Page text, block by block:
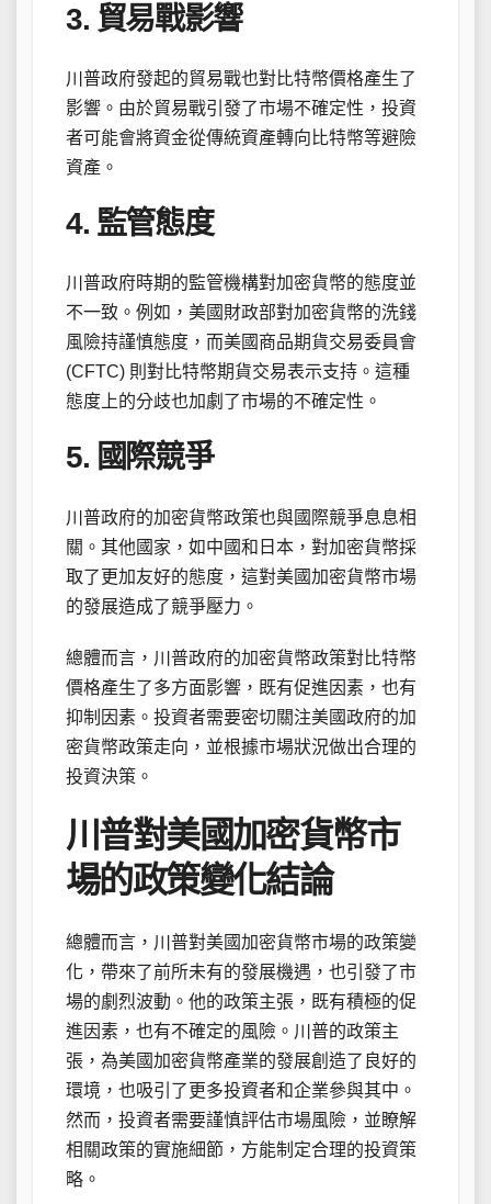
3. 貿易戰影響
川普政府發起的貿易戰也對比特幣價格產生了
影響。由於貿易戰引發了市場不確定性，投資
者可能會將資金從傳統資產轉向比特幣等避險
資產。
4. 監管態度
川普政府時期的監管機構對加密貨幣的態度並
不一致。例如，美國財政部對加密貨幣的洗錢
風險持謹慎態度，而美國商品期貨交易委員會
(CFTC) 則對比特幣期貨交易表示支持。這種
態度上的分歧也加劇了市場的不確定性。
5. 國際競爭
川普政府的加密貨幣政策也與國際競爭息息相
關。其他國家，如中國和日本，對加密貨幣採
取了更加友好的態度，這對美國加密貨幣市場
的發展造成了競爭壓力。
總體而言，川普政府的加密貨幣政策對比特幣
價格產生了多方面影響，既有促進因素，也有
抑制因素。投資者需要密切關注美國政府的加
密貨幣政策走向，並根據市場狀況做出合理的
投資決策。
川普對美國加密貨幣市
場的政策變化結論
總體而言，川普對美國加密貨幣市場的政策變
化，帶來了前所未有的發展機遇，也引發了市
場的劇烈波動。他的政策主張，既有積極的促
進因素，也有不確定的風險。川普的政策主
張，為美國加密貨幣產業的發展創造了良好的
環境，也吸引了更多投資者和企業參與其中。
然而，投資者需要謹慎評估市場風險，並瞭解
相關政策的實施細節，方能制定合理的投資策
略。